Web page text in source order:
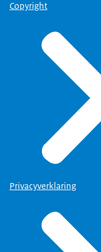
Copyright
Privacyverklaring